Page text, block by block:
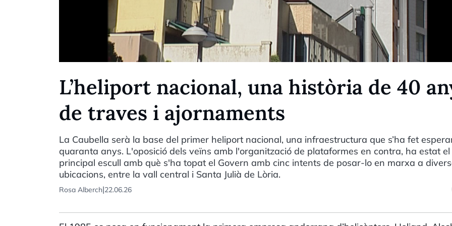
L’heliport nacional, una història de 40
de traves i ajornaments
La Caubella serà la base del primer heliport nacional, una infraestructura que s’ha fet
quaranta anys. L'oposició dels veïns amb l'organització de plataformes en contra, ha estat el
principal escull amb què s'ha topat el Govern amb cinc intents de posar-lo en marxa a
ubicacions, entre la vall central i Santa Julià de Lòria.
Rosa Alberch|22.06.26